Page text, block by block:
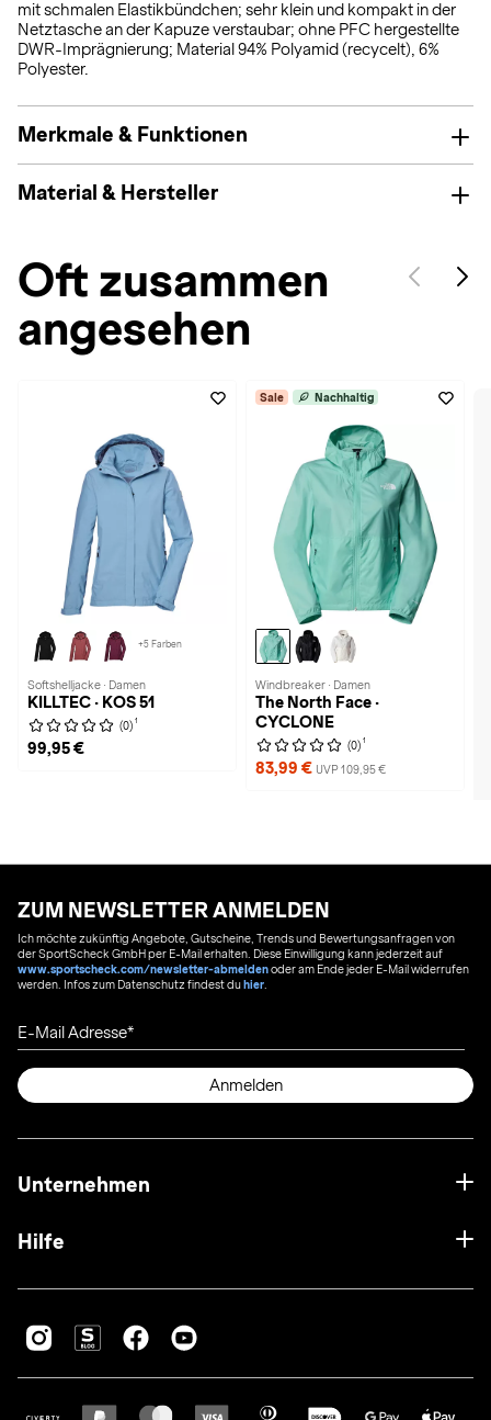
mit schmalen Elastikbündchen; sehr klein und kompakt in der
Netztasche an der Kapuze verstaubar; ohne PFC hergestellte
DWR-Imprägnierung; Material 94% Polyamid (recycelt), 6%
Polyester.
Merkmale & Funktionen
Material & Hersteller
Oft zusammen
angesehen
+5 Farben
Softshelljacke · Damen
KILLTEC · KOS 51
(0) 1
99,95 €
Sale Nachhaltig
Windbreaker · Damen
The North Face ·
CYCLONE
(0) 1
83,99 € UVP 109,95 €
ZUM NEWSLETTER ANMELDEN
Ich möchte zukünftig Angebote, Gutscheine, Trends und Bewertungsanfragen von
der SportScheck GmbH per E-Mail erhalten. Diese Einwilligung kann jederzeit auf
www.sportscheck.com/newsletter-abmeldenoder am Ende jeder E-Mail widerrufen
werden. Infos zum Datenschutz findest duhier
E-Mail Adresse
Anmelden
Unternehmen
Hilfe